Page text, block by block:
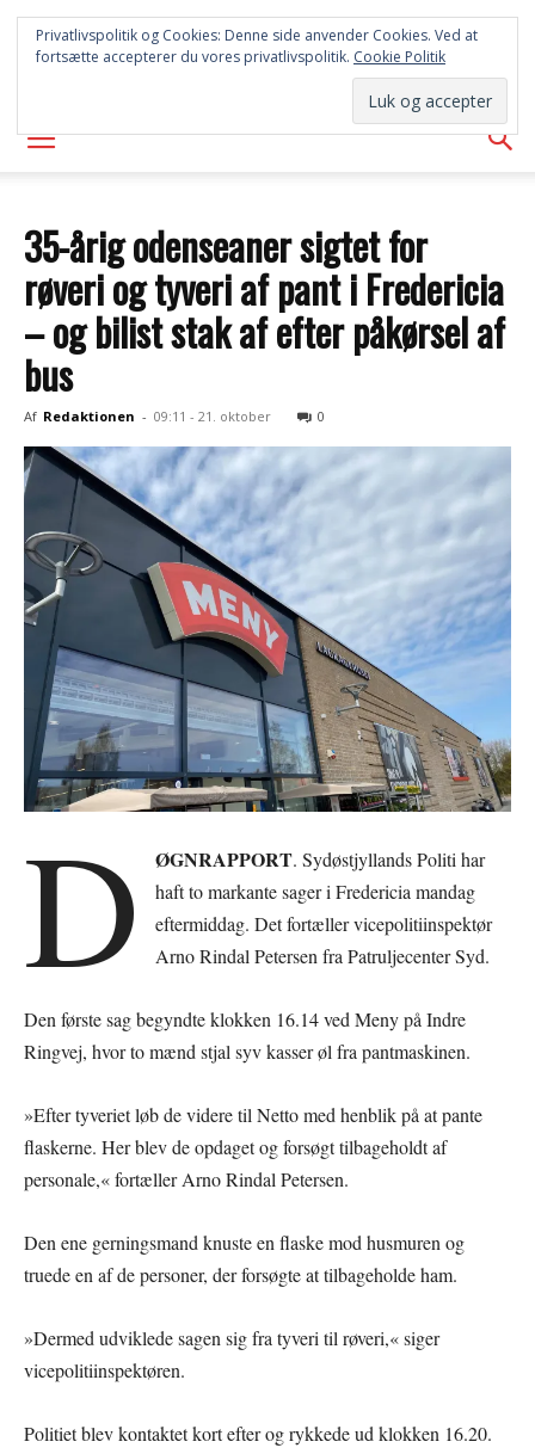
SYD
AVISEN
35-årig odenseaner sigtet for
røveri og tyveri af pant i Fredericia
– og bilist stak af efter påkørsel af
bus
Af Redaktionen - 09:11 - 21. oktober 0
D ØGNRAPPORT. Sydøstjyllands Politi har
haft to markante sager i Fredericia mandag
eftermiddag. Det fortæller vicepolitiinspektør
Arno Rindal Petersen fra Patruljecenter Syd.
Den første sag begyndte klokken 16.14 ved Meny på Indre
Ringvej, hvor to mænd stjal syv kasser øl fra pantmaskinen.
»Efter tyveriet løb de videre til Netto med henblik på at pante
flaskerne. Her blev de opdaget og forsøgt tilbageholdt af
personale,« fortæller Arno Rindal Petersen.
Den ene gerningsmand knuste en flaske mod husmuren og
truede en af de personer, der forsøgte at tilbageholde ham.
»Dermed udviklede sagen sig fra tyveri til røveri,« siger
vicepolitiinspektøren.
Politiet blev kontaktet kort efter og rykkede ud klokken 16.20.
Privatlivspolitik og Cookies: Denne side anvender Cookies. Ved at
fortsætte accepterer du vores privatlivspolitik. Cookie Politik